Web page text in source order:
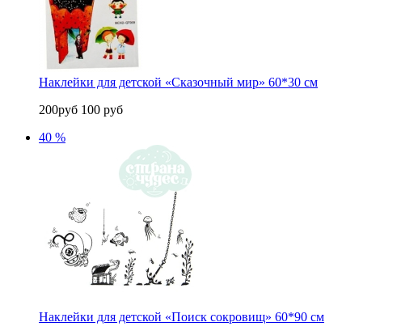
Наклейки для детской «Сказочный мир» 60*30 см
200руб 100 руб
40 %
Наклейки для детской «Поиск сокровищ» 60*90 см